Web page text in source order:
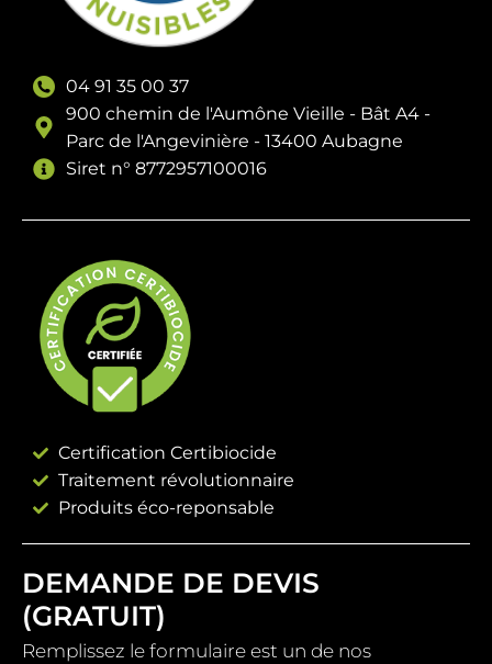
04 91 35 00 37
900 chemin de l'Aumône Vieille - Bât A4 -
Parc de l'Angevinière - 13400 Aubagne
Siret n° 8772957100016
Certification Certibiocide
Traitement révolutionnaire
Produits éco-reponsable
DEMANDE DE DEVIS
(GRATUIT)
Remplissez le formulaire est un de nos